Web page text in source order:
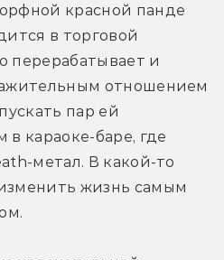
красной панде
в торговой
перерабатывает и
отношением
пар ей
в караоке-баре, где
метал. В какой-то
жизнь самым